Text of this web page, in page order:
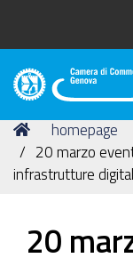
Camera
Commercio
di
Genova
Tu
sei
qui:
Home
homepage
20 marzo
infrastrutture
20